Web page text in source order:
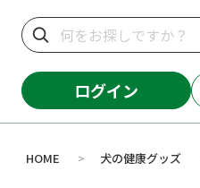
ログイン
HOME > 犬の健康グッズ